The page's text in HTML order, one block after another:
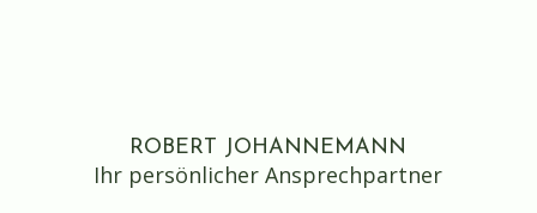
ROBERT JOHANNEMANN
Ihr persönlicher Ansprechpartner